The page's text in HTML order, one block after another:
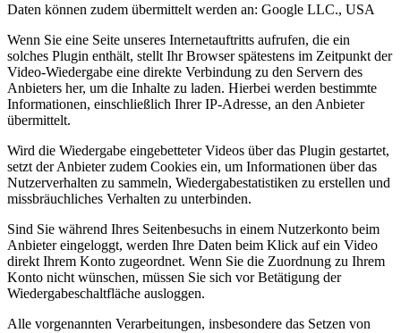
Daten können zudem übermittelt werden an: Google LLC., USA
Wenn Sie eine Seite unseres Internetauftritts aufrufen, die ein
solches Plugin enthält, stellt Ihr Browser spätestens im Zeitpunkt der
Video-Wiedergabe eine direkte Verbindung zu den Servern des
Anbieters her, um die Inhalte zu laden. Hierbei werden bestimmte
Informationen, einschließlich Ihrer IP-Adresse, an den Anbieter
übermittelt.
Wird die Wiedergabe eingebetteter Videos über das Plugin gestartet,
setzt der Anbieter zudem Cookies ein, um Informationen über das
Nutzerverhalten zu sammeln, Wiedergabestatistiken zu erstellen und
missbräuchliches Verhalten zu unterbinden.
Sind Sie während Ihres Seitenbesuchs in einem Nutzerkonto beim
Anbieter eingeloggt, werden Ihre Daten beim Klick auf ein Video
direkt Ihrem Konto zugeordnet. Wenn Sie die Zuordnung zu Ihrem
Konto nicht wünschen, müssen Sie sich vor Betätigung der
Wiedergabeschaltfläche ausloggen.
Alle vorgenannten Verarbeitungen, insbesondere das Setzen von